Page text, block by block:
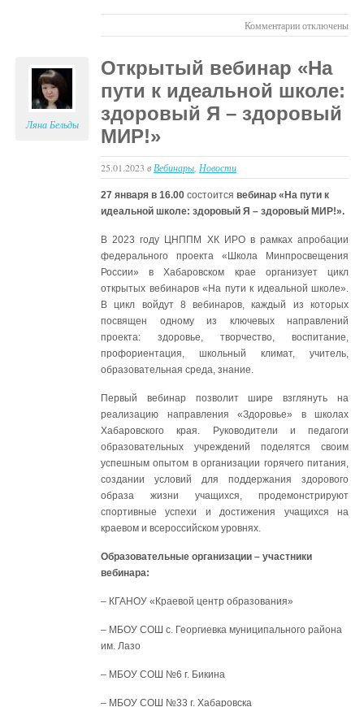
Комментариик
записи
для
учителей
биологии,
физики,
информатики
отключены
Ляна Бельды
Открытый вебинар «На
пути к идеальной школе:
здоровый Я – здоровый
МИР!»
25.01.2023 в Вебинары Новости
27 января в 16.00 состоится вебинар «На пути к
идеальной школе: здоровый Я – здоровый МИР!».
В 2023 году ЦНППМ ХК ИРО в рамках апробации
федерального проекта «Школа Минпросвещения
России» в Хабаровском крае организует цикл
открытых вебинаров «На пути к идеальной школе».
В цикл войдут 8 вебинаров, каждый из которых
посвящен одному из ключевых направлений
проекта: здоровье, творчество, воспитание,
профориентация, школьный климат, учитель,
образовательная среда, знание.
Первый вебинар позволит шире взглянуть на
реализацию направления «Здоровье» в школах
Хабаровского края. Руководители и педагоги
образовательных учреждений поделятся своим
успешным опытом в организации горячего питания,
создании условий для поддержания здорового
образа жизни учащихся, продемонстрируют
спортивные успехи и достижения учащихся на
краевом и всероссийском уровнях.
Образовательные организации – участники
вебинара:
– КГАНОУ «Краевой центр образования»
– МБОУ СОШ с. Георгиевка муниципального района
им. Лазо
– МБОУ СОШ №6 г. Бикина
– МБОУ СОШ №33 г. Хабаровска